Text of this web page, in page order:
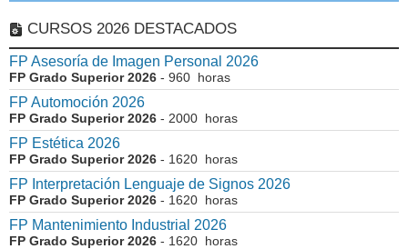
CURSOS 2026 DESTACADOS
FP Asesoría de Imagen Personal 2026
FP Grado Superior 2026 - 960 horas
FP Automoción 2026
FP Grado Superior 2026 - 2000 horas
FP Estética 2026
FP Grado Superior 2026 - 1620 horas
FP Interpretación Lenguaje de Signos 2026
FP Grado Superior 2026 - 1620 horas
FP Mantenimiento Industrial 2026
FP Grado Superior 2026 - 1620 horas